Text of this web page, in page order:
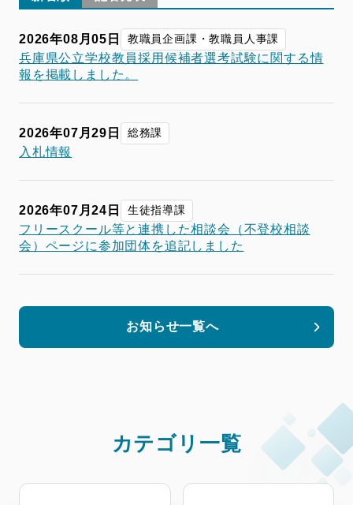
2026年08月05日 教職員企画課・教職員人事課
兵庫県公立学校教員採用候補者選考試験に関する情
報を掲載しました。
2026年07月29日 総務課
入札情報
2026年07月24日 生徒指導課
フリースクール等と連携した相談会（不登校相談
会）ページに参加団体を追記しました
お知らせ一覧へ
カテゴリ一覧